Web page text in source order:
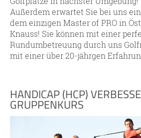
Außerdem erwartet Sie bei uns
dem einzigen Master of PRO in
Knauss! Sie können mit einer
Rundumbetreuung durch uns
mit einer über 20-jährgen
HANDICAP (HCP)
GRUPPENKURS